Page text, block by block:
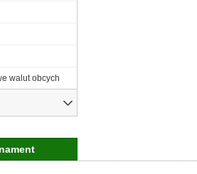
walut obcych